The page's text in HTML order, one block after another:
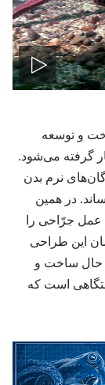
پخش
و توسعه
گرفته می‌شود.‏
ارگان‌های نرم بدن
در همین
عمل جرّاحی را
این طراحی
حال ساخت و
است که